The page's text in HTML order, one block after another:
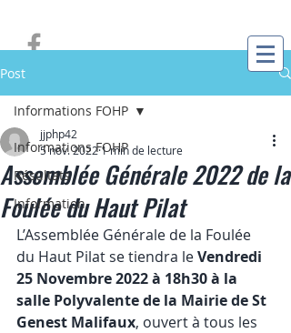
Post
Informations FOHP
Résultats
Information
Informations FOHP
Assemblée Générale 2022 de la
Foulée du Haut Pilat
jjphp42
5 nov. 20221 min de lecture
L’Assemblée Générale de la Foulée
du Haut Pilat se tiendra le Vendredi
25 Novembre 2022 à 18h30 à la
salle Polyvalente de la Mairie de St
Genest Malifaux, ouvert à tous les